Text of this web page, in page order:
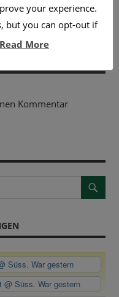
ERKLÄRT – „BABIES“
Kommentar
Süss. War gestern
@ Süss. War gestern
your experience.
but you can opt-out if
Read More